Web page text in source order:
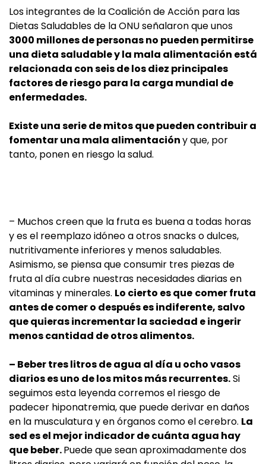
Los integrantes de la Coalición de Acción para las
Dietas Saludables de la ONU señalaron que unos
3000 millones de personas no pueden permitirse
una dieta saludable y la mala alimentación está
relacionada con seis de los diez principales
factores de riesgo para la carga mundial de
enfermedades.
Existe una serie de mitos que pueden contribuir a
fomentar una mala alimentacióny que, por
tanto, ponen en riesgo la salud.
– Muchos creen que la fruta es buena a todas horas
y es el reemplazo idóneo a otros snacks o dulces,
nutritivamente inferiores y menos saludables.
Asimismo, se piensa que consumir tres piezas de
fruta al día cubre nuestras necesidades diarias en
vitaminas y minerales. Lo cierto es que comer fruta
antes de comer o después es indiferente, salvo
que quieras incrementar la saciedad e ingerir
menos cantidad de otros alimentos.
– Beber tres litros de agua al día u ocho vasos
diarios es uno de los mitos más recurrentes.Si
seguimos esta leyenda corremos el riesgo de
padecer hiponatremia, que puede derivar en daños
en la musculatura y en órganos como el cerebro. La
sed es el mejor indicador de cuánta agua hay
que beber.Puede que sean aproximadamente dos